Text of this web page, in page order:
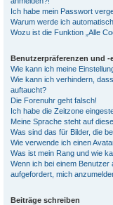
Ich habe mein Passwort
Warum werde ich
Wozu ist die Funktion „Alle
Benutzerpräferenzen und -
Wie kann ich meine
Wie kann ich verhindern,
auftaucht?
Die Forenuhr geht falsch!
Ich habe die Zeitzone
Meine Sprache steht auf
Was sind das für Bilder, die
Wie verwende ich einen
Was ist mein Rang und wie
Wenn ich bei einem
aufgefordert, mich
Beiträge schreiben